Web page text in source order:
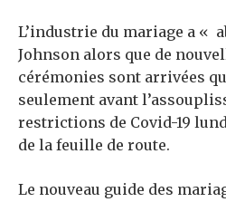
L’industrie du mariage a «
Johnson alors que de
cérémonies sont arrivées
seulement avant
restrictions de Covid-19
de la feuille de route.
Le nouveau guide des